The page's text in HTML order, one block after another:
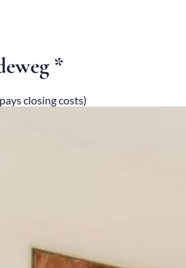
*
closing costs)